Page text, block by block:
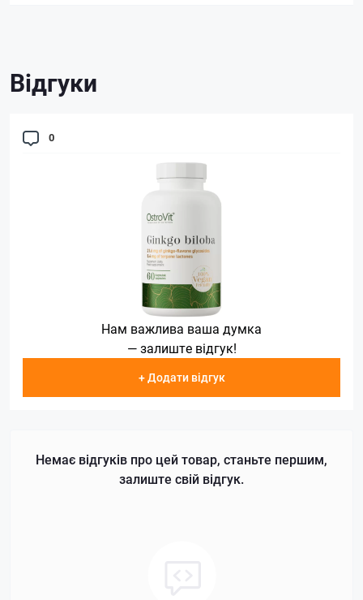
Відгуки
0
Нам важлива ваша думка
— залиште відгук!
+ Додати відгук
Немає відгуків про цей товар, станьте першим,
залиште свій відгук.